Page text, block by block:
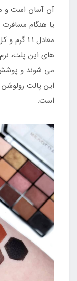
آن آسان است و
یا هنگام
های این پلت،
می شوند و
این پالت
است.